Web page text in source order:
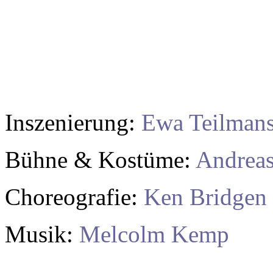
Inszenierung: Ewa
Bühne & Kostüme:
Choreografie: Ken Bridgen
Musik: Melcolm Kemp